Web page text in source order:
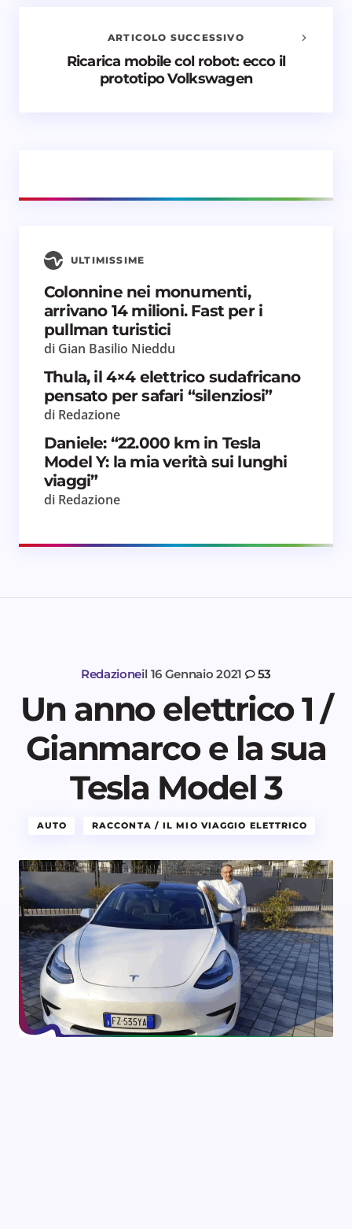
per il prossimo commento.
Invia commento
ARTICOLO SUCCESSIVO
Ricarica mobile col robot: ecco il
prototipo Volkswagen
ULTIMISSIME
Colonnine nei monumenti,
arrivano 14 milioni. Fast per i
pullman turistici
di Gian Basilio Nieddu
Thula, il 4×4 elettrico sudafricano
pensato per safari “silenziosi”
di Redazione
Daniele: “22.000 km in Tesla
Model Y: la mia verità sui lunghi
viaggi”
di Redazione
Redazioneil 16 Gennaio 2021 53
Un anno elettrico 1 /
Gianmarco e la sua
Tesla Model 3
AUTO RACCONTA / IL MIO VIAGGIO ELETTRICO